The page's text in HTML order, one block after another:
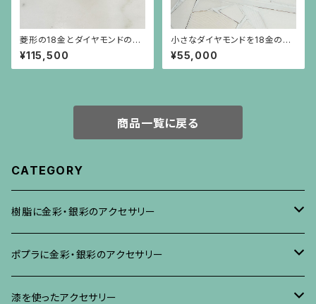
菱形の18金とダイヤモンドの華
奢なリング（大）
¥115,500
小さなダイヤモンドを18金のビ
ーズで囲んだ細い18金のリング
¥55,000
商品一覧に戻る
CATEGORY
樹脂に金彩・銀彩のアクセサリー
ブローチ
イヤリング・ピアス
ポプラに金彩・銀彩のアクセサリー
ブローチ
漆を使ったアクセサリー